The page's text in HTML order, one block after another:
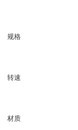
规格
转速
材质